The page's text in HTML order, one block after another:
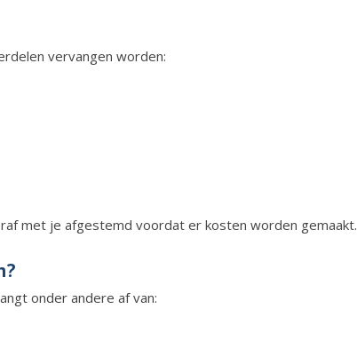
vervangen worden:
met je afgestemd voordat er kosten worden gemaakt.
onder andere af van: